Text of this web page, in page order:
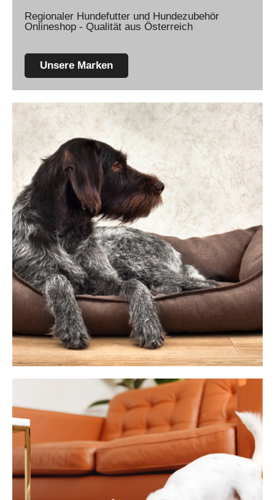
Regionaler Hundefutter und Hundezubehör
Onlineshop - Qualität aus Österreich
Unsere Marken